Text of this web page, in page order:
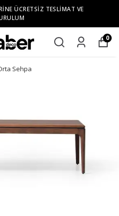
ÜCRETSIZ TESLIMAT VE
0
Sehpa